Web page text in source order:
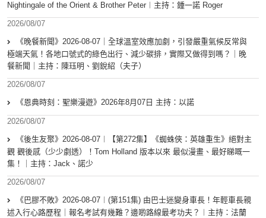
Nightingale of the Orient & Brother Peter︱主持：鍾一諾 Roger
2026/08/07
《晚餐新聞》2026-08-07｜全球溫室效應加劇，引發嚴重氣候反常與
極端天氣！各地口號式的綠色出行、減少碳排，實際又做得到嗎？｜晚
餐新聞｜主持：陳珏明、劉銳紹（夫子）
2026/08/07
《恩典時刻：聖樂漫遊》2026年8月07日 主持：以諾
2026/08/07
《後生友聚》2026-08-07︱【第272集】《蜘蛛俠：英雄重生》絕對主
觀 觀後感（少少劇透）！Tom Holland 版本以來 最似漫畫、最好睇嘅一
集！｜主持：Jack、諾少
2026/08/07
《巴膠不敗》2026-08-07︱(第151集) 由巴士迷變身車長！年輕車長親
述入行心路歷程｜報名考試有幾難？邊啲路線最考功夫？︱主持：法蘭